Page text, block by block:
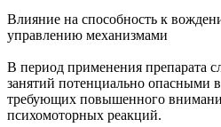
Влияние на способность к
управлению механизмами
В период применения препарата
занятий потенциально опасными
требующих повышенного
психомоторных реакций.